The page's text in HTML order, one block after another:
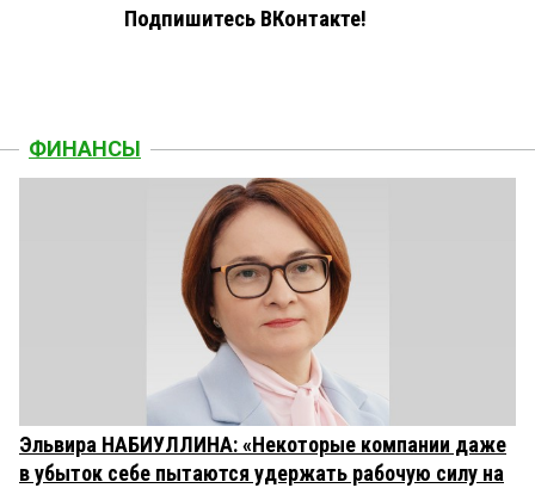
Подпишитесь ВКонтакте!
ФИНАНСЫ
Эльвира НАБИУЛЛИНА: «Некоторые компании даже
в убыток себе пытаются удержать рабочую силу на